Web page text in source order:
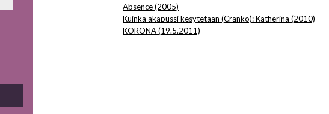
Absence (2005)
Kuinka äkäpussi kesytetään (Cranko): Katherina (2010)
KORONA (19.5.2011)